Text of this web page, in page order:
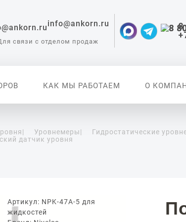
info@ankorn.ru
связи с отделом продаж
КАК МЫ РАБОТАЕМ О
для
| Уровнемеры|
Гидростатические
датчик уровня
Артикул: NPK-47A-5 для
жидкостей